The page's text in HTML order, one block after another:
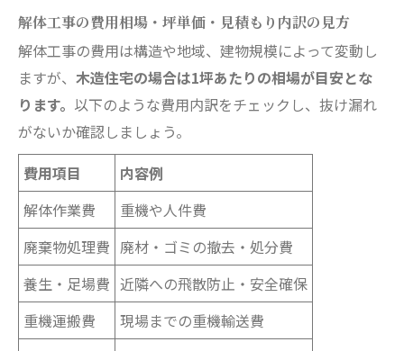
解体工事の費用相場・坪単価・見積もり内訳の見方
解体工事の費用は構造や地域、建物規模によって変動し
ますが、 木造住宅の場合は1坪あたりの相場が目安とな
ります。 以下のような費用内訳をチェックし、抜け漏れ
がないか確認しましょう。
費用項目
内容例
解体作業費
重機や人件費
廃棄物処理費 廃材・ゴミの撤去・処分費
養生・足場費 近隣への飛散防止・安全確保
重機運搬費
現場までの重機輸送費